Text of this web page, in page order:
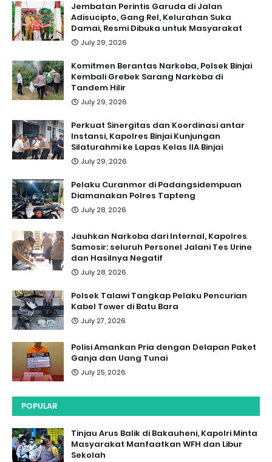
Jembatan Perintis Garuda di Jalan
Adisucipto, Gang Rel, Kelurahan Suka
Damai, Resmi Dibuka untuk Masyarakat
July 29, 2026
Komitmen Berantas Narkoba, Polsek Binjai
Kembali Grebek Sarang Narkoba di
Tandem Hilir
July 29, 2026
Perkuat Sinergitas dan Koordinasi antar
Instansi, Kapolres Binjai Kunjungan
Silaturahmi ke Lapas Kelas IIA Binjai
July 29, 2026
Pelaku Curanmor di Padangsidempuan
Diamanakan Polres Tapteng
July 28, 2026
Jauhkan Narkoba dari Internal, Kapolres
Samosir: seluruh Personel Jalani Tes Urine
dan Hasilnya Negatif
July 28, 2026
Polsek Talawi Tangkap Pelaku Pencurian
Kabel Tower di Batu Bara
July 27, 2026
Polisi Amankan Pria dengan Delapan Paket
Ganja dan Uang Tunai
July 25, 2026
POPULAR
Tinjau Arus Balik di Bakauheni, Kapolri Minta
Masyarakat Manfaatkan WFH dan Libur
Sekolah